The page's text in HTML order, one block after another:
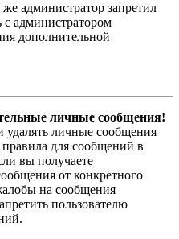
администратор запретил
администратором
дополнительной
личные сообщения!
личные сообщения
правила для сообщений в
вы получаете
от конкретного
на сообщения
пользователю